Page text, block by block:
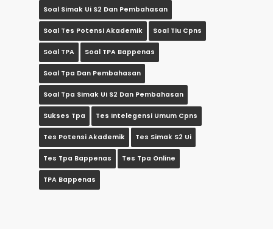
Soal Simak Ui S2 Dan Pembahasan
Soal Tes Potensi Akademik Soal Tiu Cpns
Soal TPA Soal TPA Bappenas
Soal Tpa Dan Pembahasan
Soal Tpa Simak Ui S2 Dan Pembahasan
Sukses Tpa Tes Intelegensi Umum Cpns
Tes Potensi Akademik Tes Simak S2 Ui
Tes Tpa Bappenas Tes Tpa Online
TPA Bappenas